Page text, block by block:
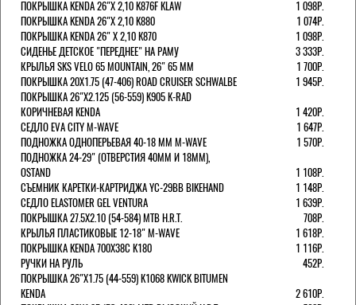
ПОКРЫШКА KENDA 26"Х 2,10 K876F KLAW
1 098Р.
ПОКРЫШКА KENDA 26"Х 2,10 K880
1 074Р.
ПОКРЫШКА KENDA 26" Х 2,10 K870
1 098Р.
СИДЕНЬЕ ДЕТСКОЕ "ПЕРЕДНЕЕ" НА РАМУ
3 333Р.
КРЫЛЬЯ SKS VELO 65 MOUNTAIN, 26" 65 ММ
1 700Р.
ПОКРЫШКА 20X1.75 (47-406) ROAD CRUISER SCHWALBE
1 945Р.
ПОКРЫШКА 26"Х2.125 (56-559) K905 K-RAD
КОРИЧНЕВАЯ KENDA
1 420Р.
СЕДЛО EVA CITY M-WAVE
1 647Р.
ПОДНОЖКА ОДНОПЕРЬЕВАЯ 40-18 ММ M-WAVE
1 570Р.
ПОДНОЖКА 24-29" (ОТВЕРСТИЯ 40ММ И 18ММ),
OSTAND
1 108Р.
СЪЕМНИК КАРЕТКИ-КАРТРИДЖА YC-29BB BIKEHAND
1 148Р.
СЕДЛО ELASTOMER GEL VENTURA
1 639Р.
ПОКРЫШКА 27.5X2.10 (54-584) MTB H.R.T.
708Р.
КРЫЛЬЯ ПЛАСТИКОВЫЕ 12-18" M-WAVE
1 618Р.
ПОКРЫШКА KENDA 700Х38С K180
1 116Р.
РУЧКИ НА РУЛЬ
452Р.
ПОКРЫШКА 26"Х1.75 (44-559) K1068 KWICK BITUMEN
KENDA
2 610Р.